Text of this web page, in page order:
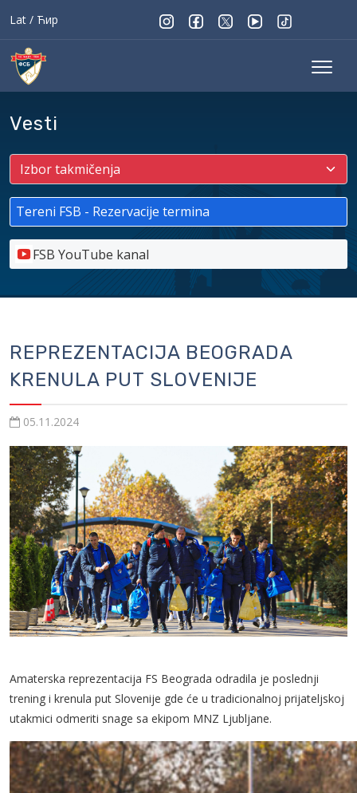
Lat / Ћир
Vesti
Tereni FSB - Rezervacije termina
FSB YouTube kanal
REPREZENTACIJA BEOGRADA
KRENULA PUT SLOVENIJE
05.11.2024
Amaterska reprezentacija FS Beograda odradila je poslednji
trening i krenula put Slovenije gde će u tradicionalnoj prijateljskoj
utakmici odmeriti snage sa ekipom MNZ Ljubljane.